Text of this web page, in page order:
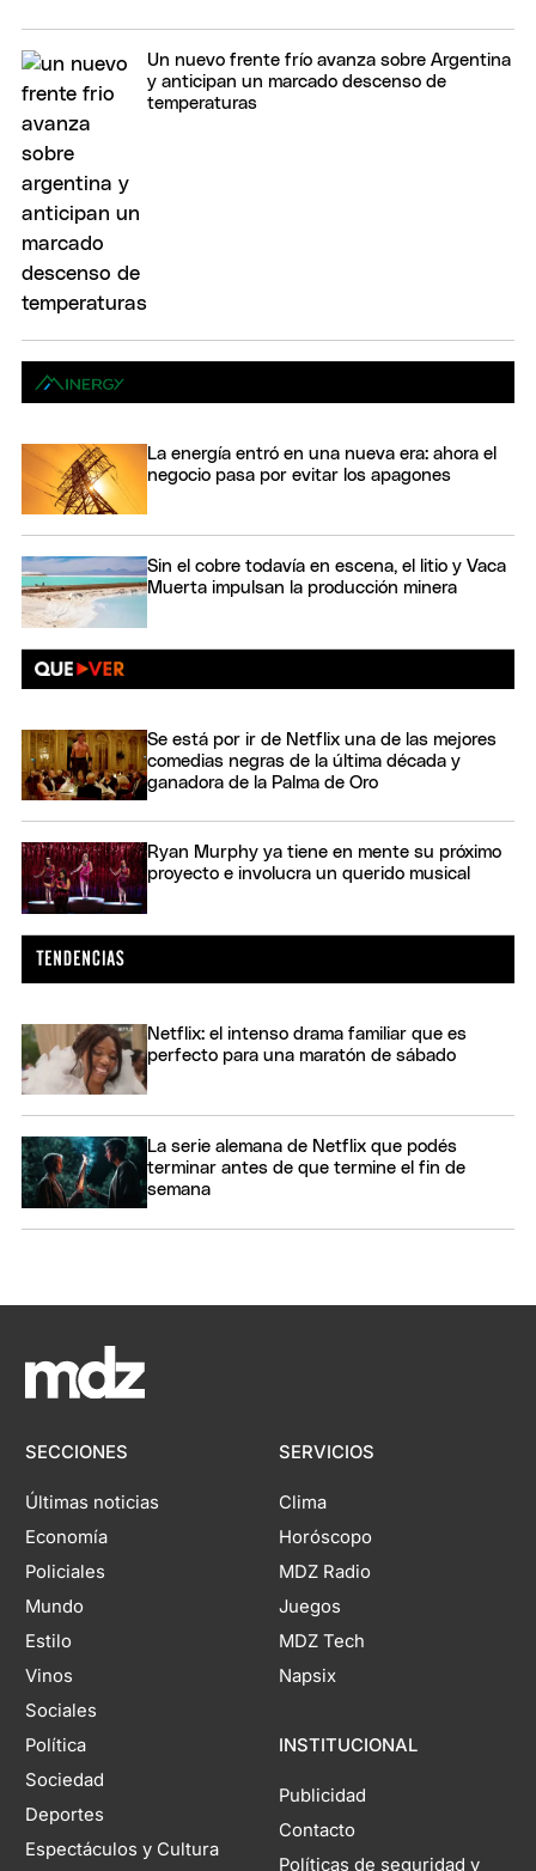
Un nuevo frente frío avanza sobre Argentina
y anticipan un marcado descenso de
temperaturas
La energía entró en una nueva era: ahora el
negocio pasa por evitar los apagones
Sin el cobre todavía en escena, el litio y Vaca
Muerta impulsan la producción minera
Se está por ir de Netflix una de las mejores
comedias negras de la última década y
ganadora de la Palma de Oro
Ryan Murphy ya tiene en mente su próximo
proyecto e involucra un querido musical
Netflix: el intenso drama familiar que es
perfecto para una maratón de sábado
La serie alemana de Netflix que podés
terminar antes de que termine el fin de
semana
SECCIONES
Últimas noticias
Economía
Policiales
Mundo
Estilo
Vinos
Sociales
Política
Sociedad
Deportes
Espectáculos y Cultura
SERVICIOS
Clima
Horóscopo
MDZ Radio
Juegos
MDZ Tech
Napsix
INSTITUCIONAL
Publicidad
Contacto
Políticas de seguridad y